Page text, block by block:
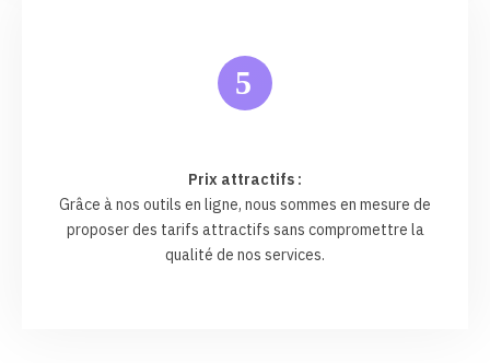
5
Prix attractifs :
Grâce à nos outils en ligne, nous sommes en mesure de
proposer des tarifs attractifs sans compromettre la
qualité de nos services.